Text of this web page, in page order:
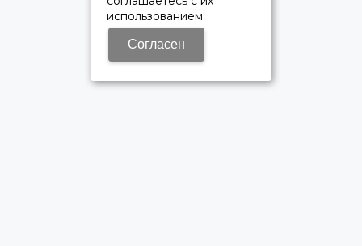
использованием.
Согласен